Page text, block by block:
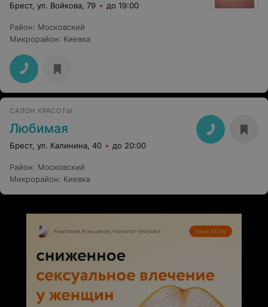
Брест, ул. Войкова, 79 до 19:00
Район: Московский
Микрорайон: Киевка
САЛОН КРАСОТЫ
Любимая
Брест, ул. Калинина, 40 до 20:00
Район: Московский
Микрорайон: Киевка